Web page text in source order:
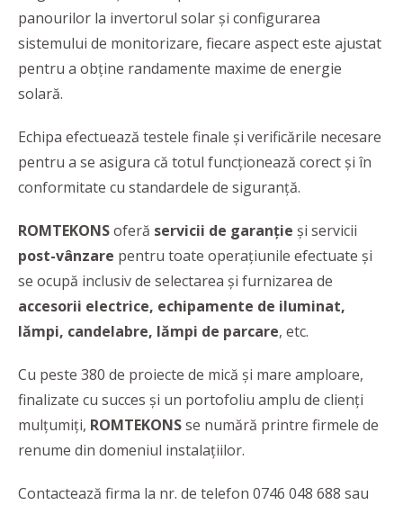
panourilor la invertorul solar și configurarea
sistemului de monitorizare, fiecare aspect este ajustat
pentru a obține randamente maxime de energie
solară.
Echipa efectuează testele finale și verificările necesare
pentru a se asigura că totul funcționează corect și în
conformitate cu standardele de siguranță.
ROMTEKONSoferă servicii de garanție și servicii
post-vânzare pentru toate operațiunile efectuate și
se ocupă inclusiv de selectarea și furnizarea de
accesorii electrice, echipamente de iluminat,
lămpi, candelabre, lămpi de parcare, etc.
Cu peste 380 de proiecte de mică și mare amploare,
finalizate cu succes și un portofoliu amplu de clienți
mulțumiți, ROMTEKONSse numără printre firmele de
renume din domeniul instalațiilor.
Contactează firma la nr. de telefon 0746 048 688 sau